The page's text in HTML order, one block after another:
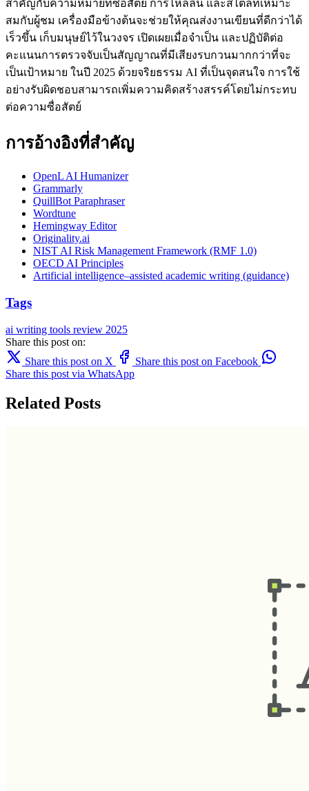
สำคัญกับความหมายที่ซื่อสัตย์ การไหลลื่น และสไตล์ที่เหมาะ
สมกับผู้ชม เครื่องมือข้างต้นจะช่วยให้คุณส่งงานเขียนที่ดีกว่าได้
เร็วขึ้น เก็บมนุษย์ไว้ในวงจร เปิดเผยเมื่อจำเป็น และปฏิบัติต่อ
คะแนนการตรวจจับเป็นสัญญาณที่มีเสียงรบกวนมากกว่าที่จะ
เป็นเป้าหมาย ในปี 2025 ด้วยจริยธรรม AI ที่เป็นจุดสนใจ การใช้
อย่างรับผิดชอบสามารถเพิ่มความคิดสร้างสรรค์โดยไม่กระทบ
ต่อความซื่อสัตย์
การอ้างอิงที่สำคัญ
OpenL AI Humanizer
Grammarly
QuillBot Paraphraser
Wordtune
Hemingway Editor
Originality.ai
NIST AI Risk Management Framework (RMF 1.0)
OECD AI Principles
Artificial intelligence–assisted academic writing (guidance)
Tags
ai writing tools review 2025
Share this post on:
Share this post on X
Share this post on Facebook
Share this post via WhatsApp
Related Posts